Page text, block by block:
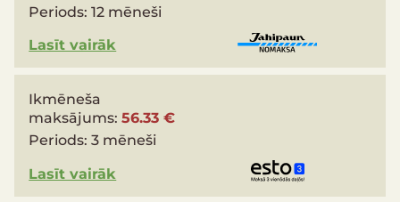
Periods:12 mēneši
Lasīt vairāk
Ikmēneša
maksājums:56.33 €
Periods:3 mēneši
Lasīt vairāk